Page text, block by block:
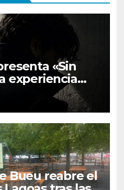
«Sin
experiencia
reinventa la
literaria en
Bueu reabre el